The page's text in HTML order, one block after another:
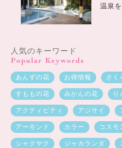
温泉
人気のキーワード
Popular Keywords
あんずの花 お得情報 さく
すももの花 みかんの花 り
アクティビティ アジサイ
アーモンド カラー コスモ
シャクヤク ジャカランダ